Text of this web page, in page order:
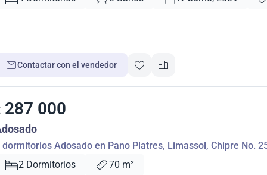
Contactar con el vendedor
287 000
dormitorios Adosado en Pano Platres, Limassol, Chipre No.
2 Dormitorios
70 m²